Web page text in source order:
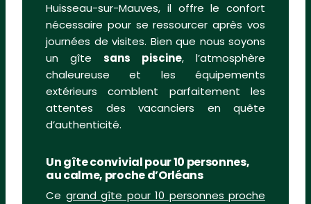
Huisseau-sur-Mauves, il offre le confort
nécessaire pour se ressourcer après vos
journées de visites. Bien que nous soyons
un gîte sans piscine, l’atmosphère
chaleureuse et les équipements
extérieurs comblent parfaitement les
attentes des vacanciers en quête
d’authenticité.
Un gîte convivial pour 10 personnes,
au calme, proche d’Orléans
Ce grand gîte pour 10 personnes proche